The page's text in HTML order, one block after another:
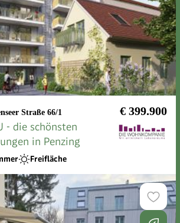
Straße 66/1 € 399.900
- die schönsten
in Penzing
Freifläche